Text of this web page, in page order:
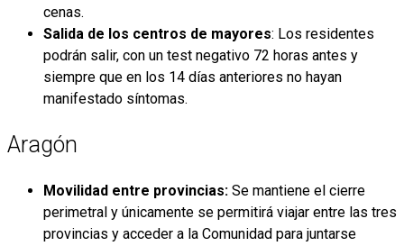
cenas.
Salida de los centros de mayores: Los residentes
podrán salir, con un test negativo 72 horas antes y
siempre que en los 14 días anteriores no hayan
manifestado síntomas.
Aragón
Movilidad entre provincias: Se mantiene el cierre
perimetral y únicamente se permitirá viajar entre las tres
provincias y acceder a la Comunidad para juntarse